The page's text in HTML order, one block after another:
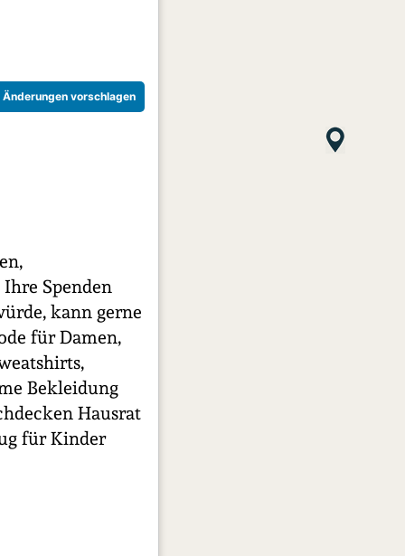
Änderungen vorschlagen
Spenden
kann gerne
für Damen,
Bekleidung
Hausrat
für Kinder